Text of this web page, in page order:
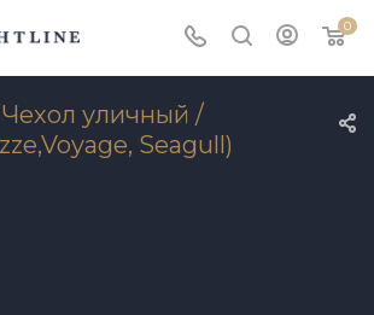
0
Чехол уличный /
Seagull)